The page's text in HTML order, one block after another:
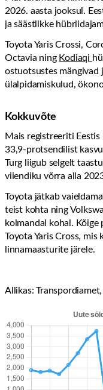
2026. aasta jooksul.
ja säästlikke
Toyota Yaris Crossi,
Octavia ning Kodiaqi
ostuotsustes mängivad
ülalpidamiskulud,
Kokkuvõte
Mais registreeriti
33,9-protsendilist
Turg liigub selgelt
viiendiku võrra alla
Toyota jätkab
teist kohta ning
kolmandal kohal. Kõige
Toyota Yaris Cross,
linnamaasturite järele.
Allikas: